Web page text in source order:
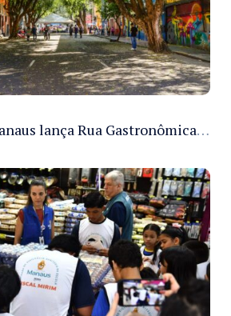
Prefeitura de Manaus lança Rua Gastronômica preservando as 17 árvores da Ferreira Pena no Centro